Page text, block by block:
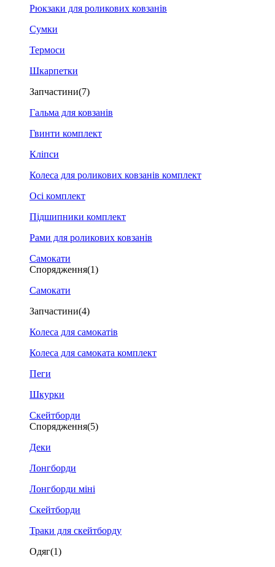
Рюкзаки для роликових ковзанів
Сумки
Термоси
Шкарпетки
Запчастини(7)
Гальма для ковзанів
Гвинти комплект
Кліпси
Колеса для роликових ковзанів комплект
Осі комплект
Підшипники комплект
Рами для роликових ковзанів
Самокати
Спорядження(1)
Самокати
Запчастини(4)
Колеса для самокатів
Колеса для самоката комплект
Пеги
Шкурки
Скейтборди
Спорядження(5)
Деки
Лонгборди
Лонгборди міні
Скейтборди
Траки для скейтборду
Одяг(1)